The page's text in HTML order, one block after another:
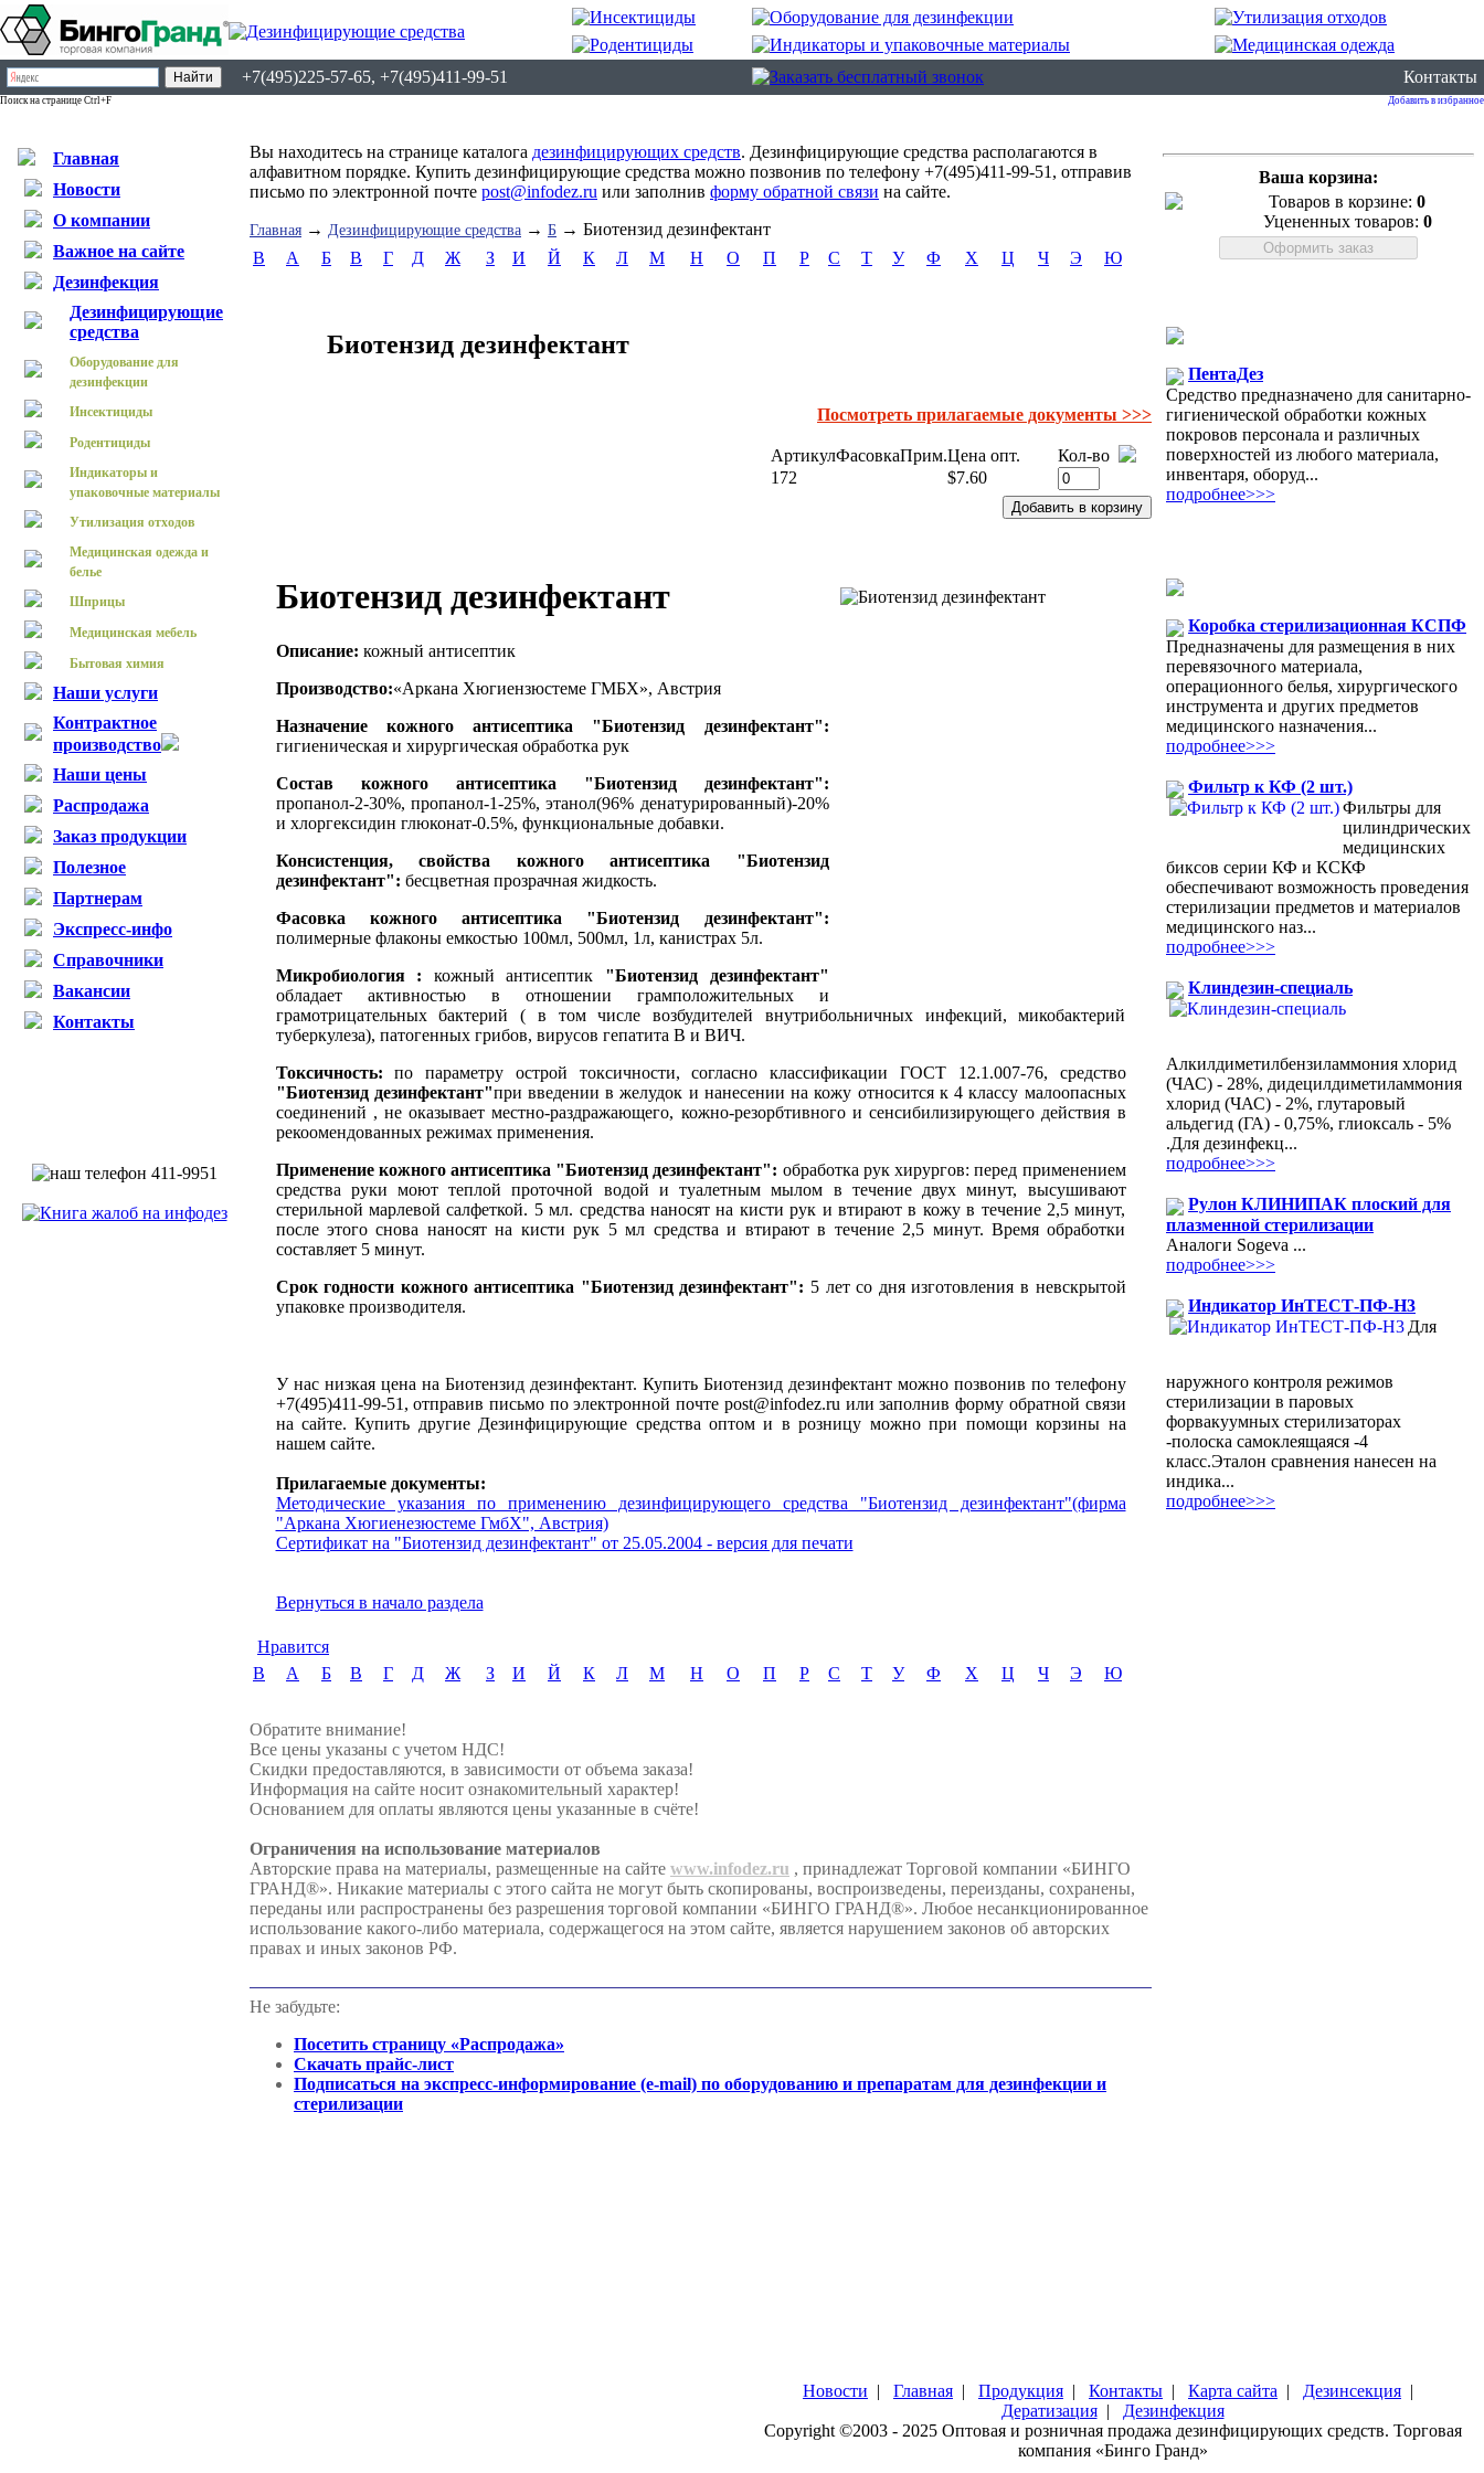
+7(495)225-57-65, +7(495)411-99-51 Контакты
Поиск на странице Ctrl+F Добавить в избранное
Главная
Новости
О компании
Важное на сайте
Дезинфекция
Дезинфицирующие
средства
Оборудование для
дезинфекции
Инсектициды
Родентициды
Индикаторы и
упаковочные материалы
Утилизация отходов
Медицинская одежда и
белье
Шприцы
Медицинская мебель
Бытовая химия
Наши услуги
Контрактное
производство
Наши цены
Распродажа
Заказ продукции
Полезное
Партнерам
Экспресс-инфо
Справочники
Вакансии
Контакты
Вы находитесь на странице каталога дезинфицирующих средств. Дезинфицирующие средства располагаются в
алфавитном порядке. Купить дезинфицирующие средства можно позвонив по телефону +7(495)411-99-51, отправив
письмо по электронной почте post@infodez.ru или заполнив форму обратной связи на сайте.
Главная → Дезинфицирующие средства → Б → Биотензид дезинфектант
B
А Б В Г Д Ж З И Й К Л М Н О П Р С Т У Ф Х Ц Ч Э Ю
Биотензид дезинфектант
Посмотреть прилагаемые документы >>>
АртикулФасовкаПрим.Цена опт.
Кол-во
172
$7.60
Биотензид дезинфектант
Описание: кожный антисептик
Производство:«Аркана Хюгиензюстеме ГМБХ», Австрия
Назначение кожного антисептика "Биотензид дезинфектант":
гигиеническая и хирургическая обработка рук
Состав кожного антисептика "Биотензид дезинфектант":
пропанол-2-30%, пропанол-1-25%, этанол(96% денатурированный)-20%
и хлоргексидин глюконат-0.5%, функциональные добавки.
Консистенция, свойства кожного антисептика "Биотензид
дезинфектант": бесцветная прозрачная жидкость.
Фасовка кожного антисептика "Биотензид дезинфектант":
полимерные флаконы емкостью 100мл, 500мл, 1л, канистрах 5л.
Микробиология : кожный антисептик "Биотензид дезинфектант"
обладает активностью в отношении грамположительных и
грамотрицательных бактерий ( в том числе возбудителей внутрибольничных инфекций, микобактерий
туберкулеза), патогенных грибов, вирусов гепатита В и ВИЧ.
Токсичность: по параметру острой токсичности, согласно классификации ГОСТ 12.1.007-76, средство
"Биотензид дезинфектант"при введении в желудок и нанесении на кожу относится к 4 классу малоопасных
соединений , не оказывает местно-раздражающего, кожно-резорбтивного и сенсибилизирующего действия в
рекоомендованных режимах применения.
Применение кожного антисептика "Биотензид дезинфектант": обработка рук хирургов: перед применением
средства руки моют теплой проточной водой и туалетным мылом в течение двух минут, высушивают
стерильной марлевой салфеткой. 5 мл. средства наносят на кисти рук и втирают в кожу в течение 2,5 минут,
после этого снова наносят на кисти рук 5 мл средства и втирают в течение 2,5 минут. Время обработки
составляет 5 минут.
Срок годности кожного антисептика "Биотензид дезинфектант": 5 лет со дня изготовления в невскрытой
упаковке производителя.
У нас низкая цена на Биотензид дезинфектант. Купить Биотензид дезинфектант можно позвонив по телефону
+7(495)411-99-51, отправив письмо по электронной почте post@infodez.ru или заполнив форму обратной связи
на сайте. Купить другие Дезинфицирующие средства оптом и в розницу можно при помощи корзины на
нашем сайте.
Прилагаемые документы:
Методические указания по применению дезинфицирующего средства "Биотензид дезинфектант"(фирма
"Аркана Хюгиенезюстеме ГмбХ", Австрия)
Сертификат на "Биотензид дезинфектант" от 25.05.2004 - версия для печати
Вернуться в начало раздела
Нравится
B
А Б В Г Д Ж З И Й К Л М Н О П Р С Т У Ф Х Ц Ч Э Ю
Обратите внимание!
Все цены указаны с учетом НДС!
Скидки предоставляются, в зависимости от объема заказа!
Информация на сайте носит ознакомительный характер!
Основанием для оплаты являются цены указанные в счёте!
Ограничения на использование материалов
Авторские права на материалы, размещенные на сайте www.infodez.ru , принадлежат Торговой компании «БИНГО
ГРАНД®». Никакие материалы с этого сайта не могут быть скопированы, воспроизведены, переизданы, сохранены,
переданы или распространены без разрешения торговой компании «БИНГО ГРАНД®». Любое несанкционированное
использование какого-либо материала, содержащегося на этом сайте, является нарушением законов об авторских
правах и иных законов РФ.
Не забудьте:
Посетить страницу «Распродажа»
Скачать прайс-лист
Подписаться на экспресс-информирование (e-mail) по оборудованию и препаратам для дезинфекции и
стерилизации
Ваша корзина:
Товаров в корзине: 0
Уцененных товаров: 0
ПентаДез
Средство предназначено для санитарно-
гигиенической обработки кожных
покровов персонала и различных
поверхностей из любого материала,
инвентаря, оборуд...
подробнее>>>
Коробка стерилизационная КСПФ
Предназначены для размещения в них
перевязочного материала,
операционного белья, хирургического
инструмента и других предметов
медицинского назначения...
подробнее>>>
Фильтр к КФ (2 шт.)
Фильтры для
цилиндрических
медицинских
биксов серии КФ и КСКФ
обеспечивают возможность проведения
стерилизации предметов и материалов
медицинского наз...
подробнее>>>
Клиндезин-специаль
Алкилдиметилбензиламмония хлорид
(ЧАС) - 28%, дидецилдиметиламмония
хлорид (ЧАС) - 2%, глутаровый
альдегид (ГА) - 0,75%, глиоксаль - 5%
.Для дезинфекц...
подробнее>>>
Рулон КЛИНИПАК плоский для
плазменной стерилизации
Аналоги Sogeva ...
подробнее>>>
Индикатор ИнТЕСТ-ПФ-Н3
Для
наружного контроля режимов
стерилизации в паровых
форвакуумных стерилизаторах
-полоска самоклеящаяся -4
класс.Эталон сравнения нанесен на
индика...
подробнее>>>
Новости | Главная | Продукция | Контакты | Карта сайта | Дезинсекция |
Дератизация| Дезинфекция
Copyright ©2003 - 2025 Оптовая и розничная продажа дезинфицирующих средств. Торговая
компания «Бинго Гранд»